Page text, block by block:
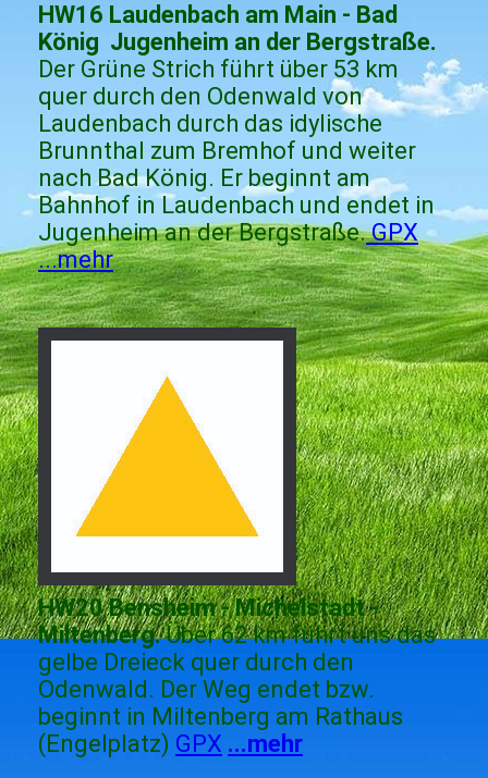
HW16 Laudenbach am Main - Bad
König Jugenheim an der Bergstraße.
Der Grüne Strich führt über 53 km
quer durch den Odenwald von
Laudenbach durch das idylische
Brunnthal zum Bremhof und weiter
nach Bad König. Er beginnt am
Bahnhof in Laudenbach und endet in
Jugenheim an der Bergstraße.GPX
...mehr
HW20 Bensheim - Michelstadt -
Miltenberg.Über 62 km führt uns das
gelbe Dreieck quer durch den
Odenwald. Der Weg endet bzw.
beginnt in Miltenberg am Rathaus
(Engelplatz) GPX ...mehr